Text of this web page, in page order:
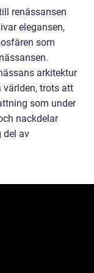
renässansen
elegansen,
som
arkitektur
världen, trots att
som under
nackdelar
del av